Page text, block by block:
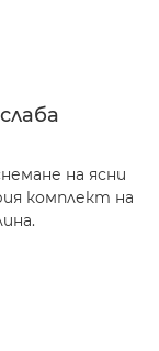
на ясни
комплект на